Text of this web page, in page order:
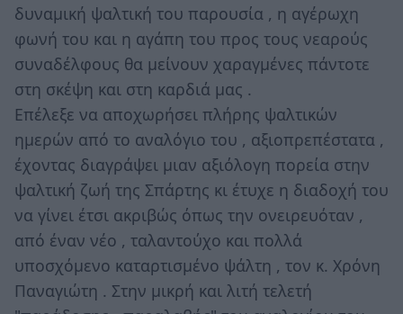
δυναμική ψαλτική του παρουσία , η αγέρωχη
φωνή του και η αγάπη του προς τους νεαρούς
συναδέλφους θα μείνουν χαραγμένες πάντοτε
στη σκέψη και στη καρδιά μας .
Επέλεξε να αποχωρήσει πλήρης ψαλτικών
ημερών από το αναλόγιο του , αξιοπρεπέστατα ,
έχοντας διαγράψει μιαν αξιόλογη πορεία στην
ψαλτική ζωή της Σπάρτης κι έτυχε η διαδοχή του
να γίνει έτσι ακριβώς όπως την ονειρευόταν ,
από έναν νέο , ταλαντούχο και πολλά
υποσχόμενο καταρτισμένο ψάλτη , τον κ. Χρόνη
Παναγιώτη . Στην μικρή και λιτή τελετή